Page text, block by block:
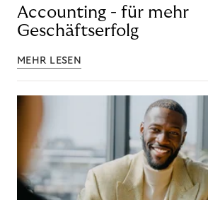
Accounting - für mehr
Geschäftserfolg
MEHR LESEN